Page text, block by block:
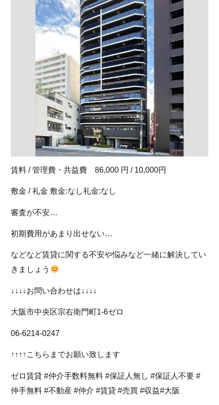
賃料 / 管理費・共益費 86,000 円 / 10,000円
敷金 / 礼金 敷金:なし礼金:なし
審査が不安…
初期費用があまり出せない…
などなど賃貸に関する不安や悩みなど一緒に解決してい
きましょう
↓↓↓↓お問い合わせは↓↓↓↓
大阪市中央区宗右衛門町1-6ゼロ
06-6214-0247
↑↑↑↑こちらまでお願い致します
ゼロ賃貸 #仲介手数料無料 #保証人無し #保証人不要 #
仲手無料 #不動産 #仲介 #賃貸 #売買 #収益#大阪